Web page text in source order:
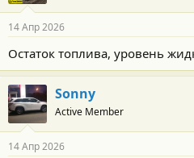
14 Апр 2026
Остаток топлива, уровень
Sonny
Active Member
14 Апр 2026